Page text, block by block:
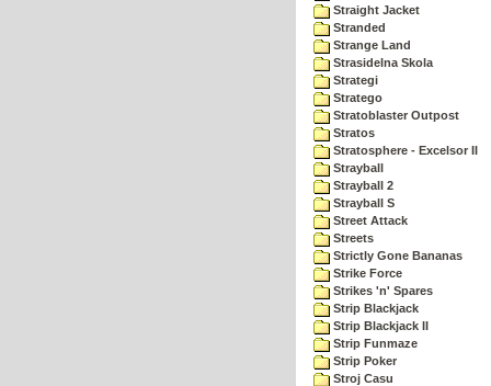
Straight Jacket
Stranded
Strange Land
Strasidelna Skola
Strategi
Stratego
Stratoblaster Outpost
Stratos
Stratosphere - Excelsor II
Strayball
Strayball 2
Strayball S
Street Attack
Streets
Strictly Gone Bananas
Strike Force
Strikes 'n' Spares
Strip Blackjack
Strip Blackjack II
Strip Funmaze
Strip Poker
Stroj Casu